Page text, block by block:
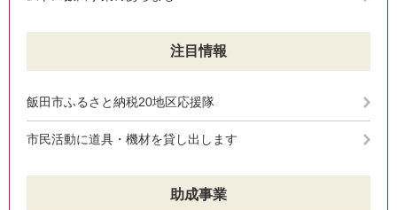
注目情報
飯田市ふるさと納税20地区応援隊
市民活動に道具・機材を貸し出します
助成事業